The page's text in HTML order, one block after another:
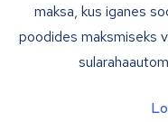
maksa, kus iganes
poodides maksmiseks